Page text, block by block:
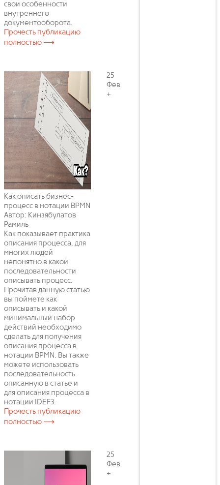
свои особенности
внутреннего
документооборота.
Прочесть публикацию
полностью ⟶
Как описать бизнес-
процесс в нотации BPMN
Автор: Кинзябулатов
Рамиль
Как показывает практика
описания процесса, для
многих людей
непонятно в какой
последовательности
описывать процесс.
Прочитав данную статью
вы поймете как
описывать и какой
минимальный набор
действий необходимо
сделать для получения
описания процесса в
нотации BPMN. Вы также
можете использовать
последовательность
описанную в статье и
для описания процесса в
нотации IDEF3.
Прочесть публикацию
полностью ⟶
25
Фев
+
25
Фев
+